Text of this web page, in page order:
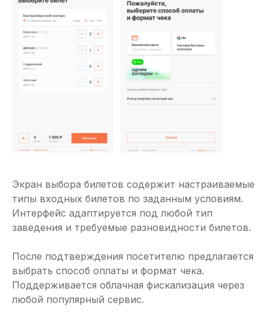
Экран выбора билетов содержит настраиваемые
типы входных билетов по заданным условиям.
Интерфейс адаптируется под любой тип
заведения и требуемые разновидности билетов.
После подтверждения посетителю предлагается
выбрать способ оплаты и формат чека.
Поддерживается облачная фискализация через
любой популярный сервис.